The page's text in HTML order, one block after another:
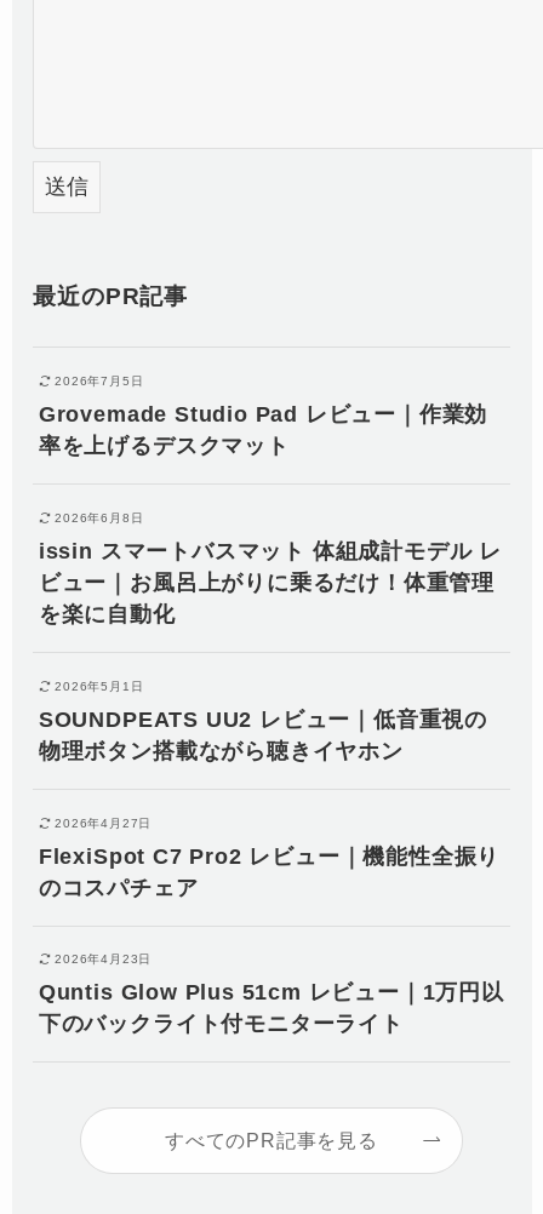
最近のPR記事
2026年7月5日
Grovemade Studio Pad レビュー｜作業効
率を上げるデスクマット
2026年6月8日
issin スマートバスマット 体組成計モデル レ
ビュー｜お風呂上がりに乗るだけ！体重管理
を楽に自動化
2026年5月1日
SOUNDPEATS UU2 レビュー｜低音重視の
物理ボタン搭載ながら聴きイヤホン
2026年4月27日
FlexiSpot C7 Pro2 レビュー｜機能性全振り
のコスパチェア
2026年4月23日
Quntis Glow Plus 51cm レビュー｜1万円以
下のバックライト付モニターライト
すべてのPR記事を見る